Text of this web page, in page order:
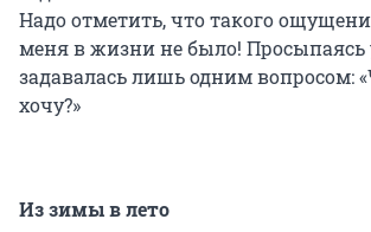
Надо отметить, что такого
меня в жизни не было! Просыпаясь
задавалась лишь одним вопросом:
хочу?»
Из зимы в лето